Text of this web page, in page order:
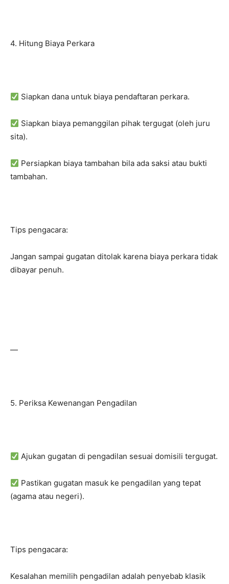
4. Hitung Biaya Perkara
Siapkan dana untuk biaya pendaftaran perkara.
Siapkan biaya pemanggilan pihak tergugat (oleh juru
sita).
Persiapkan biaya tambahan bila ada saksi atau bukti
tambahan.
Tips pengacara:
Jangan sampai gugatan ditolak karena biaya perkara tidak
dibayar penuh.
—
5. Periksa Kewenangan Pengadilan
Ajukan gugatan di pengadilan sesuai domisili tergugat.
Pastikan gugatan masuk ke pengadilan yang tepat
(agama atau negeri).
Tips pengacara:
Kesalahan memilih pengadilan adalah penyebab klasik